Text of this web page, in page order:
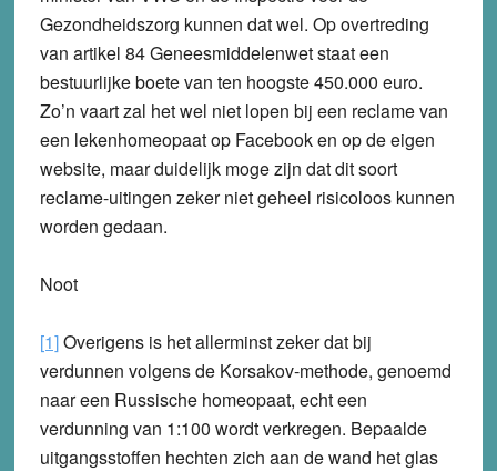
Gezondheidszorg kunnen dat wel. Op overtreding
van artikel 84 Geneesmiddelenwet staat een
bestuurlijke boete van ten hoogste 450.000 euro.
Zo’n vaart zal het wel niet lopen bij een reclame van
een lekenhomeopaat op Facebook en op de eigen
website, maar duidelijk moge zijn dat dit soort
reclame-uitingen zeker niet geheel risicoloos kunnen
worden gedaan.
Noot
[1]Overigens is het allerminst zeker dat bij
verdunnen volgens de Korsakov-methode, genoemd
naar een Russische homeopaat, echt een
verdunning van 1:100 wordt verkregen. Bepaalde
uitgangsstoffen hechten zich aan de wand het glas